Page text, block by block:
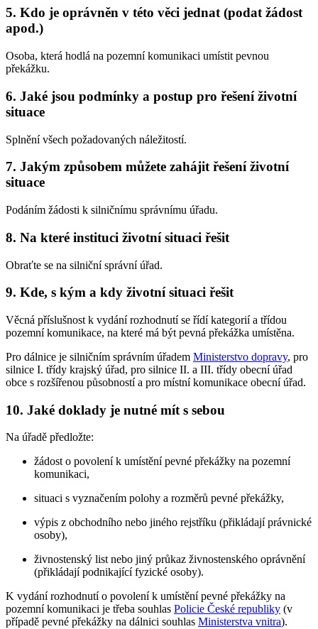
5. Kdo je oprávněn v této věci jednat (podat žádost
apod.)
Osoba, která hodlá na pozemní komunikaci umístit pevnou
překážku.
6. Jaké jsou podmínky a postup pro řešení životní
situace
Splnění všech požadovaných náležitostí.
7. Jakým způsobem můžete zahájit řešení životní
situace
Podáním žádosti k silničnímu správnímu úřadu.
8. Na které instituci životní situaci řešit
Obraťte se na silniční správní úřad.
9. Kde, s kým a kdy životní situaci řešit
Věcná příslušnost k vydání rozhodnutí se řídí kategorií a třídou
pozemní komunikace, na které má být pevná překážka umístěna.
Pro dálnice je silničním správním úřadem Ministerstvo dopravy, pro
silnice I. třídy krajský úřad, pro silnice II. a III. třídy obecní úřad
obce s rozšířenou působností a pro místní komunikace obecní úřad.
10. Jaké doklady je nutné mít s sebou
Na úřadě předložte:
žádost o povolení k umístění pevné překážky na pozemní
komunikaci,
situaci s vyznačením polohy a rozměrů pevné překážky,
výpis z obchodního nebo jiného rejstříku (přikládají právnické
osoby),
živnostenský list nebo jiný průkaz živnostenského oprávnění
(přikládají podnikající fyzické osoby).
K vydání rozhodnutí o povolení k umístění pevné překážky na
pozemní komunikaci je třeba souhlas Policie České republiky (v
případě pevné překážky na dálnici souhlas Ministerstva vnitra).